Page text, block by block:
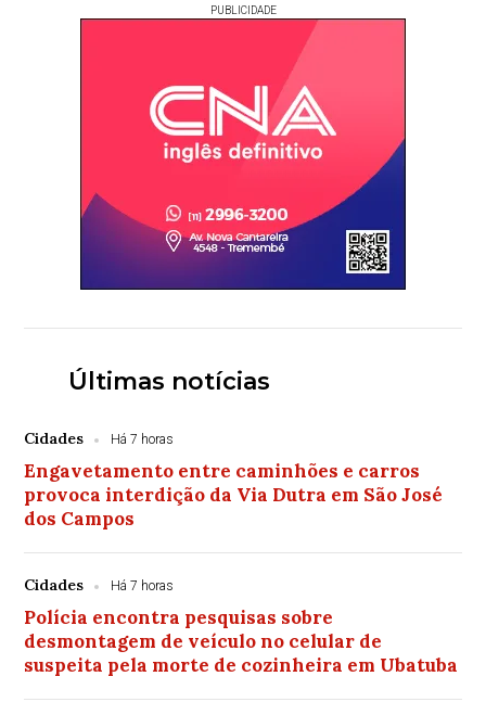
PUBLICIDADE
Últimas notícias
Cidades Há 7 horas
Engavetamento entre caminhões e carros
provoca interdição da Via Dutra em São José
dos Campos
Cidades Há 7 horas
Polícia encontra pesquisas sobre
desmontagem de veículo no celular de
suspeita pela morte de cozinheira em Ubatuba